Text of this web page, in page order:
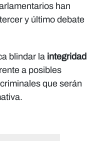
han
y último debate
blindar la integridad
a posibles
que serán